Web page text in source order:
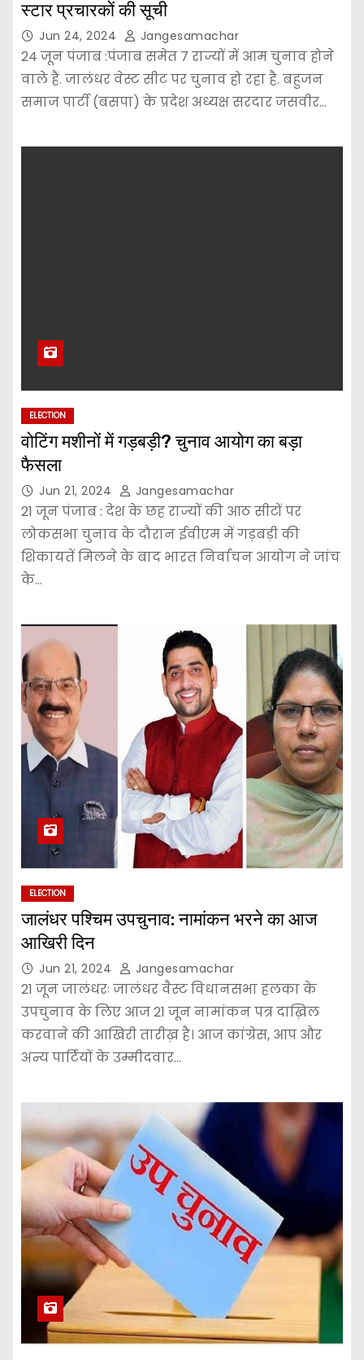
स्टार प्रचारकों की सूची
Jun 24, 2024 Jangesamachar
24 जून पंजाब :पंजाब समेत 7 राज्यों में आम चुनाव होने
वाले हैं. जालंधर वेस्ट सीट पर चुनाव हो रहा है. बहुजन
समाज पार्टी (बसपा) के प्रदेश अध्यक्ष सरदार जसवीर…
ELECTION
वोटिंग मशीनों में गड़बड़ी? चुनाव आयोग का बड़ा
फैसला
Jun 21, 2024 Jangesamachar
21 जून पंजाब : देश के छह राज्यों की आठ सीटों पर
लोकसभा चुनाव के दौरान ईवीएम में गड़बड़ी की
शिकायतें मिलने के बाद भारत निर्वाचन आयोग ने जांच
के…
ELECTION
जालंधर पश्चिम उपचुनाव: नामांकन भरने का आज
आखिरी दिन
Jun 21, 2024 Jangesamachar
21 जून जालंधरः जालंधर वैस्ट विधानसभा हलका के
उपचुनाव के लिए आज 21 जून नामांकन पत्र दाख़िल
करवाने की आखिरी तारीख़ है। आज कांग्रेस, आप और
अन्य पार्टियों के उम्मीदवार…